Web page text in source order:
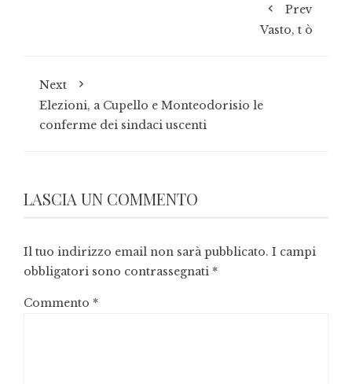
Prev
Vasto, t ò
Next
Elezioni, a Cupello e Monteodorisio le
conferme dei sindaci uscenti
LASCIA UN COMMENTO
Il tuo indirizzo email non sarà pubblicato. I campi
obbligatori sono contrassegnati *
Commento *